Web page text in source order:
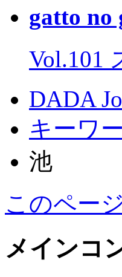
gatto no
Vol.101
DADA
キーワ
池
このペー
メインコ